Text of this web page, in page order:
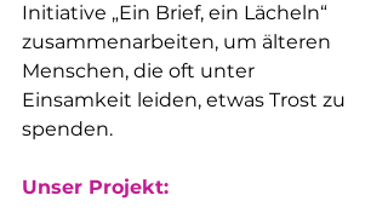
Initiative „Ein Brief, ein Lächeln“
zusammenarbeiten, um älteren
Menschen, die oft unter
Einsamkeit leiden, etwas Trost zu
spenden.
Unser Projekt: